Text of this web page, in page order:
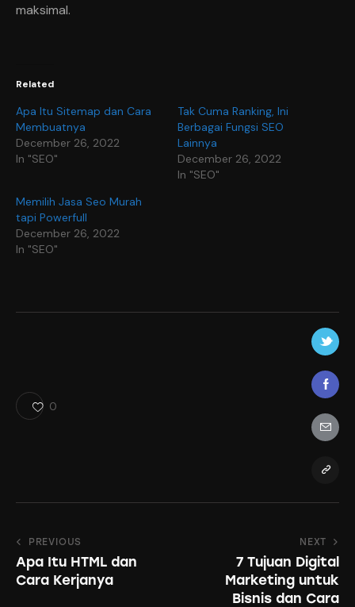
maksimal.
Related
Apa Itu Sitemap dan Cara
Membuatnya
December 26, 2022
In "SEO"
Tak Cuma Ranking, Ini
Berbagai Fungsi SEO
Lainnya
December 26, 2022
In "SEO"
Memilih Jasa Seo Murah
tapi Powerfull
December 26, 2022
In "SEO"
0
Post
navigation
PREVIOUS
Apa Itu HTML dan
Cara Kerjanya
NEXT
7 Tujuan Digital
Marketing untuk
Bisnis dan Cara